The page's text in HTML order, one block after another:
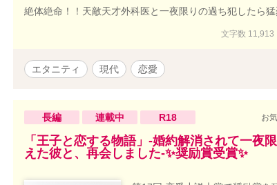
絶体絶命！！天敵天才外科医と一夜限りの過ち犯したら
文字数
エタニティ 現代 恋愛
長編 連載中 R18 お
「王子と恋する物語」-婚約解消されて一夜
えた彼と、再会しました-✨奨励賞受賞✨